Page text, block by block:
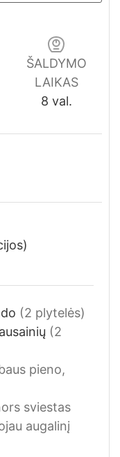
ŠALDYMO
LAIKAS
8val.
val.
(2 plytelės)
(2
pieno,
sviestas
augalinį